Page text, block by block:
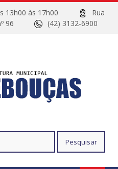
13h00 às 17h00
Rua
nº 96
(42) 3132-6900